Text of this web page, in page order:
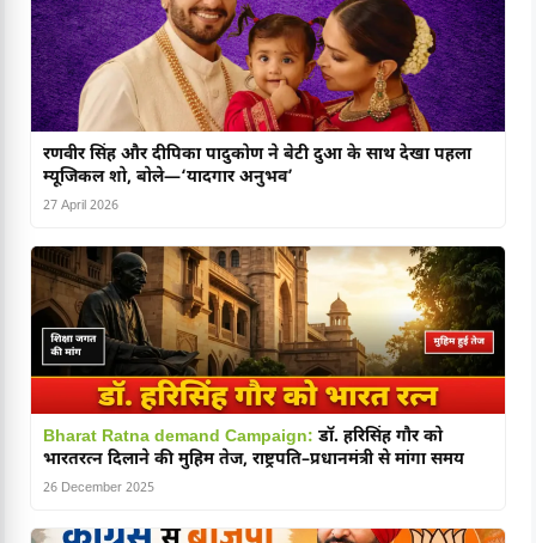
रणवीर सिंह और दीपिका पादुकोण ने बेटी दुआ के साथ देखा पहला
म्यूजिकल शो, बोले—‘यादगार अनुभव’
27 April 2026
Bharat Ratna demand Campaign: डॉ. हरिसिंह गौर को
भारतरत्न दिलाने की मुहिम तेज, राष्ट्रपति–प्रधानमंत्री से मांगा समय
26 December 2025